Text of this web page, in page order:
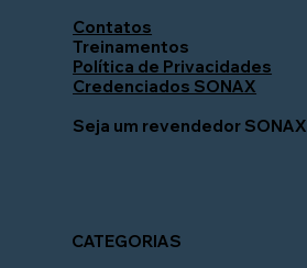
Contatos
Treinamentos
Política de Privacidades
Credenciados SONAX
Seja um revendedor SONAX
CATEGORIAS